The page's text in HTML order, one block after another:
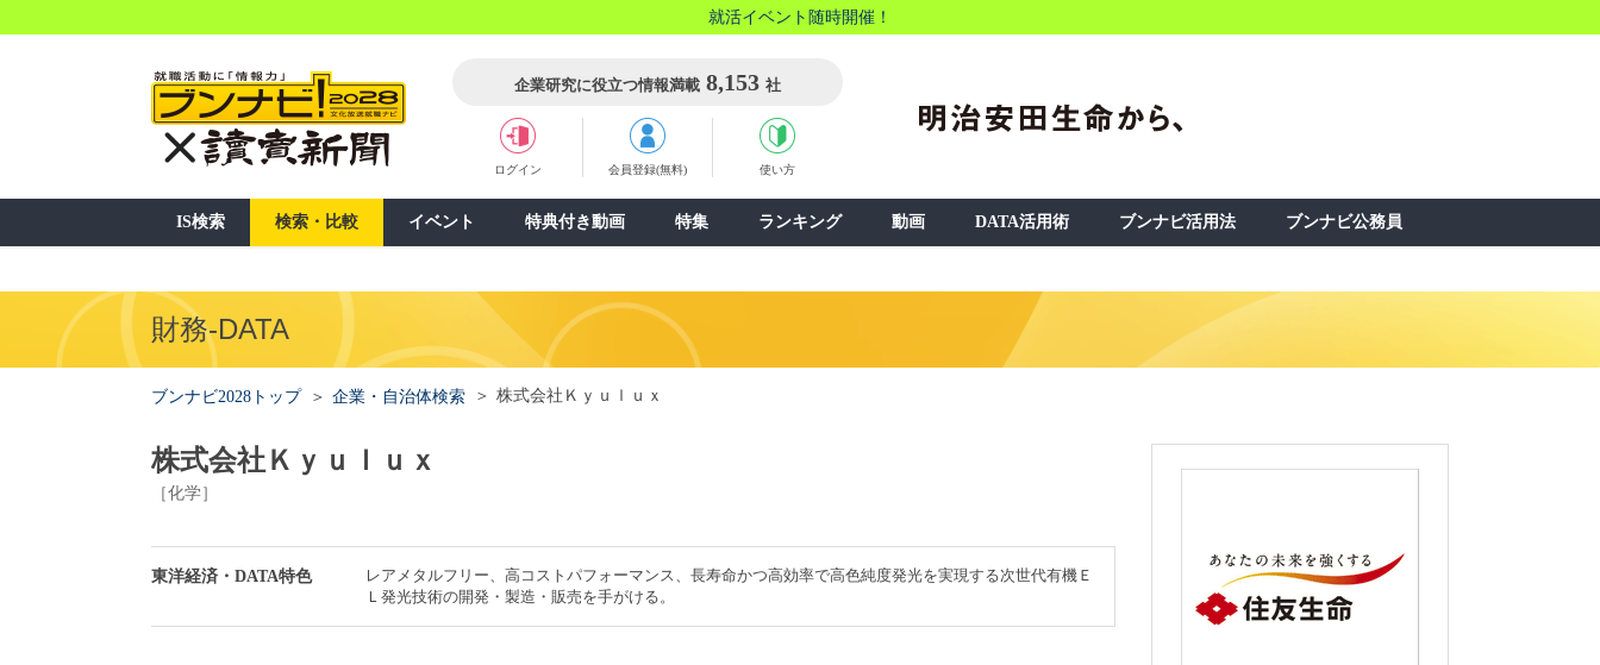
就活イベント随時開催！
企業研究に役立つ情報満載 8,153 社
ログイン 会員登録(無料) 使い方
IS検索 検索・比較 イベント 特典付き動画 特集 ランキング 動画 DATA活用術 ブンナビ活用法 ブンナビ公務員
財務-DATA
ブンナビ2028トップ 企業・自治体検索 株式会社Ｋｙｕｌｕｘ
株式会社Ｋｙｕｌｕｘ
［化学］
東洋経済・DATA特色
レアメタルフリー、高コストパフォーマンス、長寿命かつ高効率で高色純度発光を実現する次世代有機Ｅ
Ｌ発光技術の開発・製造・販売を手がける。